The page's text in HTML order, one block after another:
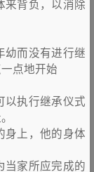
来背负，以消除
幼而没有进行继
点地开始
以执行继承仪式
身上，他的身体
当家所应完成的